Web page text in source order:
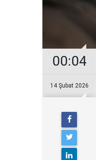
00:04
14 Şubat 2026